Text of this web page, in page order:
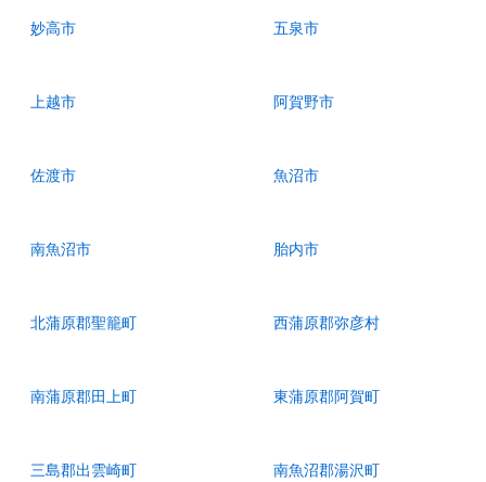
妙高市 五泉市
上越市 阿賀野市
佐渡市 魚沼市
南魚沼市 胎内市
北蒲原郡聖籠町 西蒲原郡弥彦村
南蒲原郡田上町 東蒲原郡阿賀町
三島郡出雲崎町 南魚沼郡湯沢町